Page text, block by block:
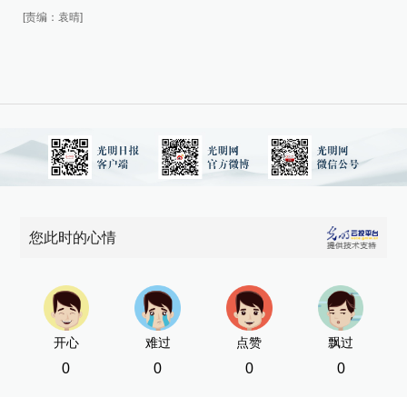
[责编：袁晴]
您此时的心情
开心
0
难过
0
点赞
0
飘过
0